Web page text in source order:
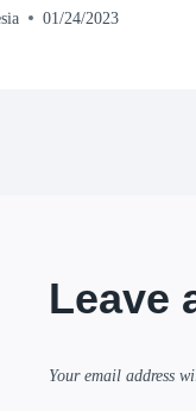
01/24/2023
Leave
Your email address